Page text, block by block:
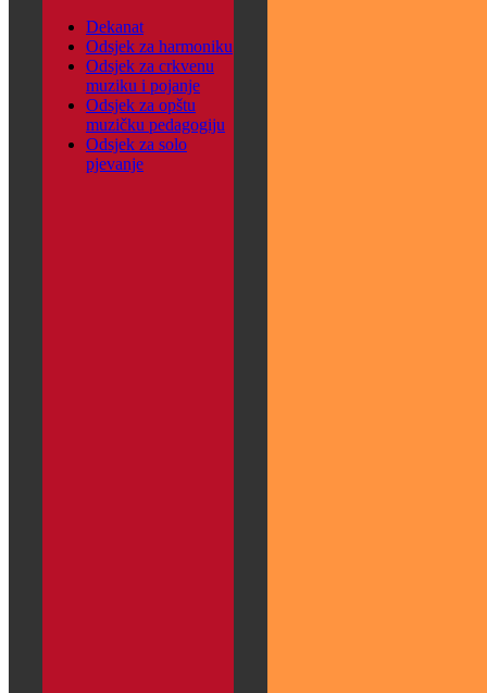
Dekanat
Odsjek za harmoniku
Odsjek za crkvenu
muziku i pojanje
Odsjek za opštu
muzičku pedagogiju
Odsjek za solo
pjevanje